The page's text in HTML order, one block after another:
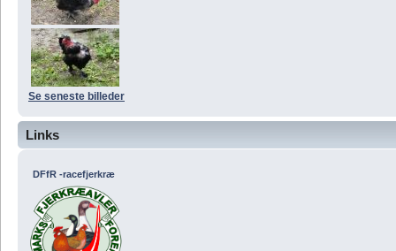
Se seneste billeder
Links
DFfR -racefjerkræ